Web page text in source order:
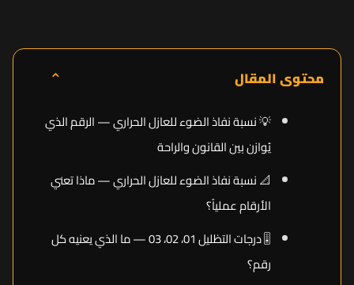
محتوى المقال ⌃
💡 نسبة نفاذ الضوء للعازل الحراري — الرقم الذي
يُوازن بين القانون والراحة
📐 نسبة نفاذ الضوء للعازل الحراري — ماذا تعني
الأرقام عملياً؟
🎚️ درجات التظليل 01، 02، 03 — ما الذي يعنيه كل
رقم؟